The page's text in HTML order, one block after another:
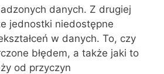
danych. Z drugiej
jednostki niedostępne
w danych. To, czy
błędem, a także jaki to
od przyczyn